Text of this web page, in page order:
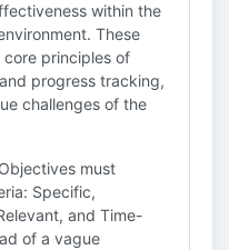
within the
These
principles of
progress tracking,
challenges of the
Objectives must
Specific,
and Time-
of a vague